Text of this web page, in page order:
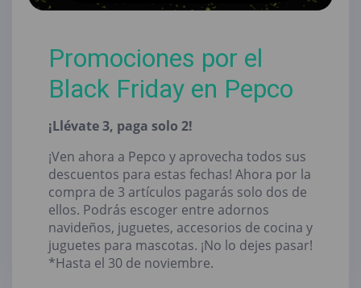
Promociones por el
Black Friday en Pepco
¡Llévate 3, paga solo 2!
¡Ven ahora a Pepco y aprovecha todos sus
descuentos para estas fechas! Ahora por la
compra de 3 artículos pagarás solo dos de
ellos. Podrás escoger entre adornos
navideños, juguetes, accesorios de cocina y
juguetes para mascotas. ¡No lo dejes pasar!
*Hasta el 30 de noviembre.